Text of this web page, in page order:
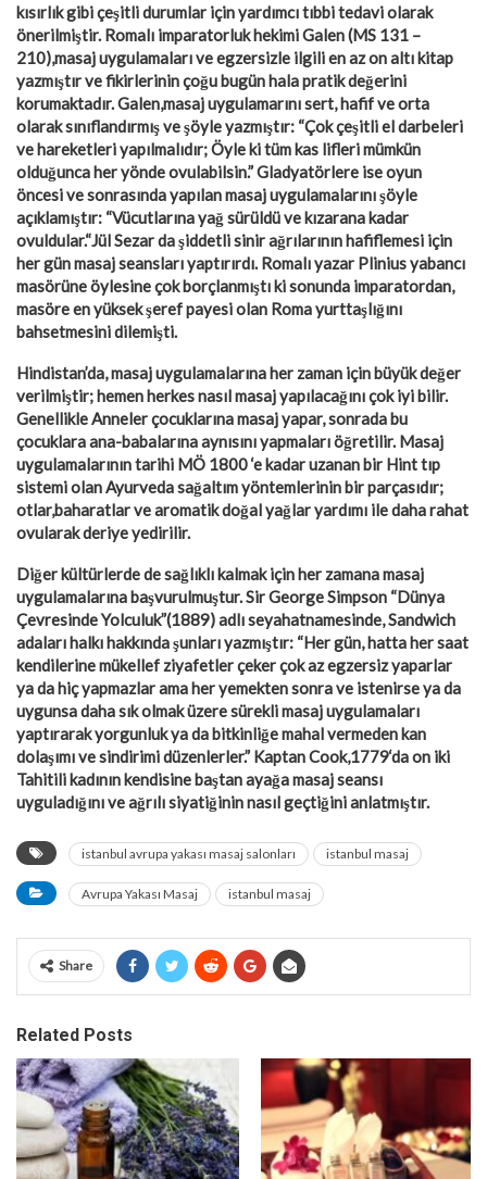
kısırlık gibi çeşitli durumlar için yardımcı tıbbi tedavi olarak
önerilmiştir. Romalı imparatorluk hekimi Galen (MS 131 –
210),masaj uygulamaları ve egzersizle ilgili en az on altı kitap
yazmıştır ve fikirlerinin çoğu bugün hala pratik değerini
korumaktadır. Galen,masaj uygulamarını sert, hafif ve orta
olarak sınıflandırmış ve şöyle yazmıştır: “Çok çeşitli el darbeleri
ve hareketleri yapılmalıdır; Öyle ki tüm kas lifleri mümkün
olduğunca her yönde ovulabilsin.” Gladyatörlere ise oyun
öncesi ve sonrasında yapılan masaj uygulamalarını şöyle
açıklamıştır: “Vücutlarına yağ sürüldü ve kızarana kadar
ovuldular.“Jül Sezar da şiddetli sinir ağrılarının hafiflemesi için
her gün masaj seansları yaptırırdı. Romalı yazar Plinius yabancı
masörüne öylesine çok borçlanmıştı ki sonunda imparatordan,
masöre en yüksek şeref payesi olan Roma yurttaşlığını
bahsetmesini dilemişti.
Hindistan’da, masaj uygulamalarına her zaman için büyük değer
verilmiştir; hemen herkes nasıl masaj yapılacağını çok iyi bilir.
Genellikle Anneler çocuklarına masaj yapar, sonrada bu
çocuklara ana-babalarına aynısını yapmaları öğretilir. Masaj
uygulamalarının tarihi MÖ 1800 ‘e kadar uzanan bir Hint tıp
sistemi olan Ayurveda sağaltım yöntemlerinin bir parçasıdır;
otlar,baharatlar ve aromatik doğal yağlar yardımı ile daha rahat
ovularak deriye yedirilir.
Diğer kültürlerde de sağlıklı kalmak için her zamana masaj
uygulamalarına başvurulmuştur. Sir George Simpson “Dünya
Çevresinde Yolculuk”(1889) adlı seyahatnamesinde, Sandwich
adaları halkı hakkında şunları yazmıştır: “Her gün, hatta her saat
kendilerine mükellef ziyafetler çeker çok az egzersiz yaparlar
ya da hiç yapmazlar ama her yemekten sonra ve istenirse ya da
uygunsa daha sık olmak üzere sürekli masaj uygulamaları
yaptırarak yorgunluk ya da bitkinliğe mahal vermeden kan
dolaşımı ve sindirimi düzenlerler.” Kaptan Cook,1779‘da on iki
Tahitili kadının kendisine baştan ayağa masaj seansı
uyguladığını ve ağrılı siyatiğinin nasıl geçtiğini anlatmıştır.
istanbul avrupa yakası masaj salonları istanbul masaj
Avrupa Yakası Masaj istanbul masaj
Share
Related Posts